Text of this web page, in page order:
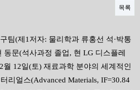
목록
팀(제 1 저자: 물리학과 류홍선 석·박통
동문(석사과정 졸업, 현 LG 디스플레
2월 12일(토) 재료과학 분야의 세계적인
리얼스(Advanced Materials, IF=30.84